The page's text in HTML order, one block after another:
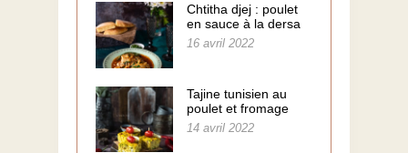
Chtitha djej : poulet
en sauce à la dersa
16 avril 2022
Tajine tunisien au
poulet et fromage
14 avril 2022